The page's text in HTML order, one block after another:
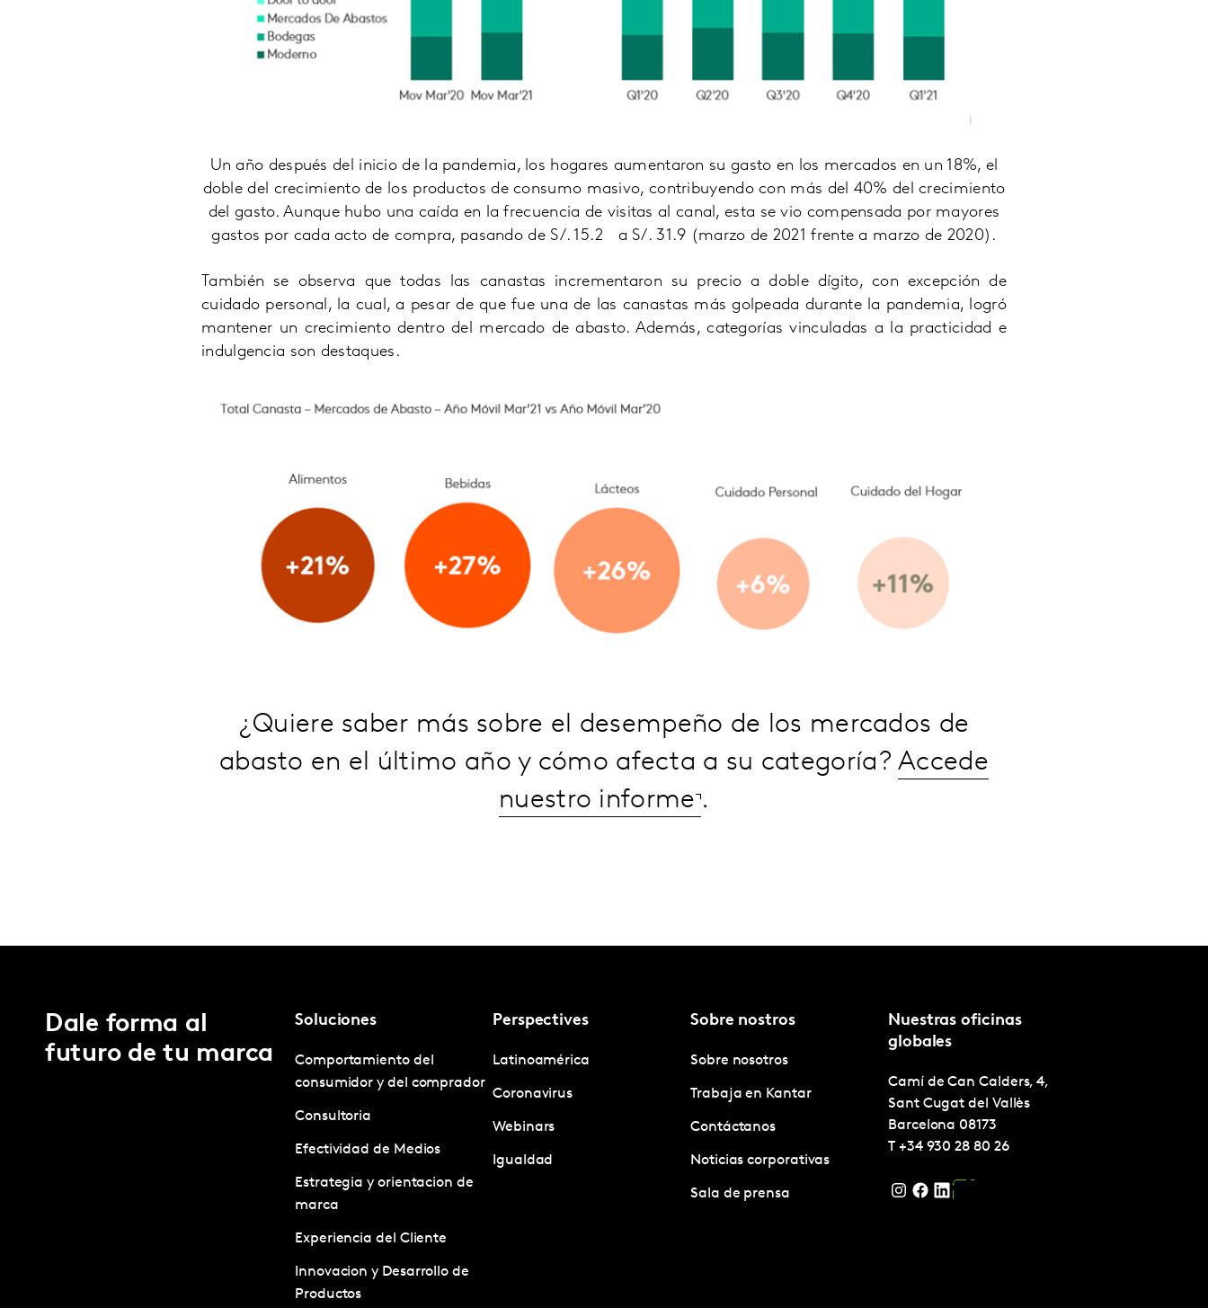
Un año después del inicio de la pandemia, los hogares aumentaron su gasto en los mercados en un 18%, el
doble del crecimiento de los productos de consumo masivo, contribuyendo con más del 40% del crecimiento
del gasto. Aunque hubo una caída en la frecuencia de visitas al canal, esta se vio compensada por mayores
gastos por cada acto de compra, pasando de S/. 15.2 a S/. 31.9 (marzo de 2021 frente a marzo de 2020).
También se observa que todas las canastas incrementaron su precio a doble dígito, con excepción de
cuidado personal, la cual, a pesar de que fue una de las canastas más golpeada durante la pandemia, logró
mantener un crecimiento dentro del mercado de abasto. Además, categorías vinculadas a la practicidad e
indulgencia son destaques.
¿Quiere saber más sobre el desempeño de los mercados de
abasto en el último año y cómo afecta a su categoría?Accede
nuestro informe .
Dale forma al
futuro de tu marca
Soluciones
Comportamiento del
consumidor y del comprador
Consultoria
Efectividad de Medios
Estrategia y orientacion de
marca
Experiencia del Cliente
Innovacion y Desarrollo de
Productos
Perspectives
Latinoamérica
Coronavirus
Webinars
Igualdad
Sobre nostros
Sobre nosotros
Trabaja en Kantar
Contáctanos
Noticias corporativas
Sala de prensa
Nuestras oficinas
globales
Camí de Can Calders, 4,
Sant Cugat del Vallès
Barcelona 08173
T +34 930 28 80 26